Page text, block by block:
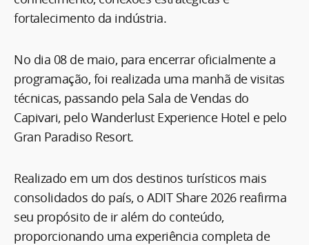
fortalecimento da indústria.
No dia 08 de maio, para encerrar oficialmente a
programação, foi realizada uma manhã de visitas
técnicas, passando pela Sala de Vendas do
Capivari, pelo Wanderlust Experience Hotel e pelo
Gran Paradiso Resort.
Realizado em um dos destinos turísticos mais
consolidados do país, o ADIT Share 2026 reafirma
seu propósito de ir além do conteúdo,
proporcionando uma experiência completa de